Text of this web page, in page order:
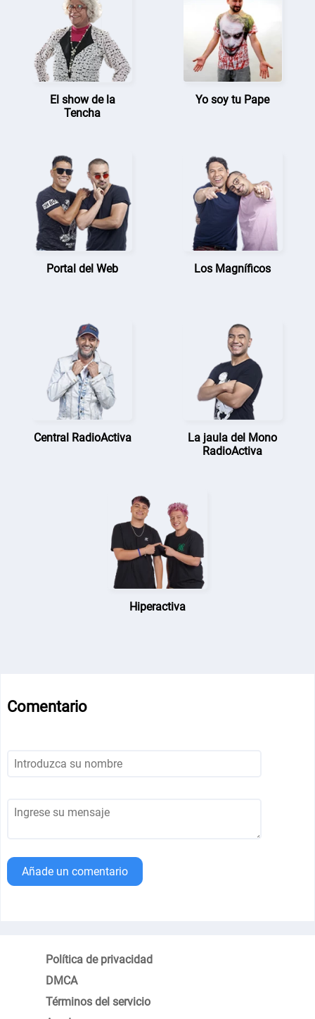
El show de la
Tencha
Yo soy tu Pape
Portal del Web Los Magníficos
Central RadioActiva
La jaula del Mono
RadioActiva
Hiperactiva
Comentario
Añade un comentario
Política de privacidad
DMCA
Términos del servicio